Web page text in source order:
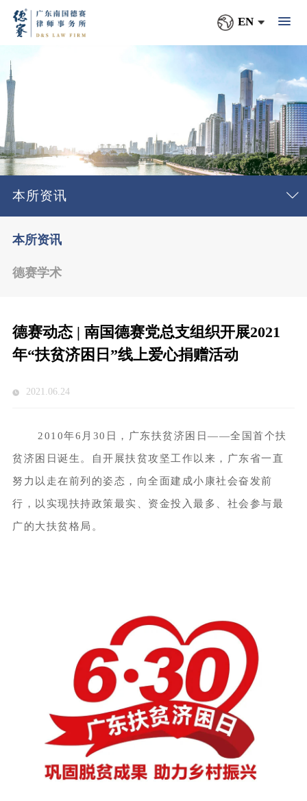
EN
本所资讯
本所资讯
德赛学术
德赛动态 | 南国德赛党总支组织开展2021
年“扶贫济困日”线上爱心捐赠活动
2021.06.24
2010年6月30日，广东扶贫济困日——全国首个扶
贫济困日诞生。自开展扶贫攻坚工作以来，广东省一直
努力以走在前列的姿态，向全面建成小康社会奋发前
行，以实现扶持政策最实、资金投入最多、社会参与最
广的大扶贫格局。